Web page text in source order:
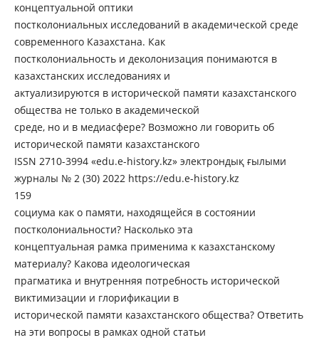
концептуальной оптики
постколониальных исследований в академической среде
современного Казахстана. Как
постколониальность и деколонизация понимаются в
казахстанских исследованиях и
актуализируются в исторической памяти казахстанского
общества не только в академической
среде, но и в медиасфере? Возможно ли говорить об
исторической памяти казахстанского
ISSN 2710-3994 «edu.e-history.kz» электрондық ғылыми
журналы № 2 (30) 2022 https://edu.e-history.kz
159
социума как о памяти, находящейся в состоянии
постколониальности? Насколько эта
концептуальная рамка применима к казахстанскому
материалу? Какова идеологическая
прагматика и внутренняя потребность исторической
виктимизации и глорификации в
исторической памяти казахстанского общества? Ответить
на эти вопросы в рамках одной статьи